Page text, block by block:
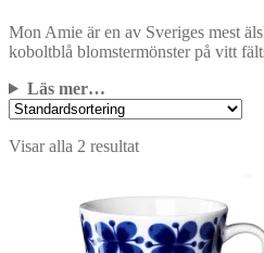
Mon Amie är en av Sveriges mest
koboltblå blomstermönster på vitt
Läs mer…
Visar alla 2 resultat